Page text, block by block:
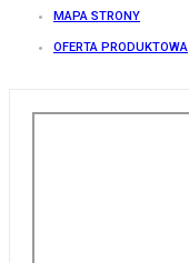
MAPA STRONY
OFERTA PRODUKTOWA